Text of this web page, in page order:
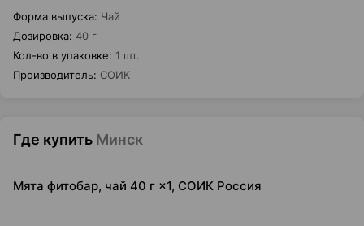
Форма выпуска: Чай
Дозировка: 40 г
Кол-во в упаковке: 1 шт.
Производитель: СОИК
Где купить Минск
Мята фитобар, чай 40 г ×1, СОИК Россия